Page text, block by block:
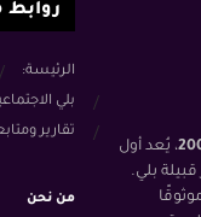
، يُعد أول
بلي.
الرئيسة:
بلي
تقارير
من نحن